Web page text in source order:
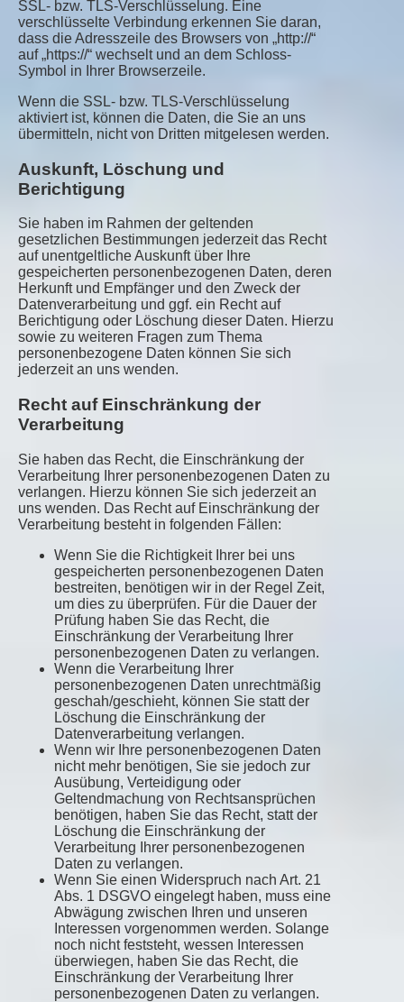
SSL- bzw. TLS-Verschlüsselung. Eine
verschlüsselte Verbindung erkennen Sie daran,
dass die Adresszeile des Browsers von „http://“
auf „https://“ wechselt und an dem Schloss-
Symbol in Ihrer Browserzeile.
Wenn die SSL- bzw. TLS-Verschlüsselung
aktiviert ist, können die Daten, die Sie an uns
übermitteln, nicht von Dritten mitgelesen werden.
Auskunft, Löschung und
Berichtigung
Sie haben im Rahmen der geltenden
gesetzlichen Bestimmungen jederzeit das Recht
auf unentgeltliche Auskunft über Ihre
gespeicherten personenbezogenen Daten, deren
Herkunft und Empfänger und den Zweck der
Datenverarbeitung und ggf. ein Recht auf
Berichtigung oder Löschung dieser Daten. Hierzu
sowie zu weiteren Fragen zum Thema
personenbezogene Daten können Sie sich
jederzeit an uns wenden.
Recht auf Einschränkung der
Verarbeitung
Sie haben das Recht, die Einschränkung der
Verarbeitung Ihrer personenbezogenen Daten zu
verlangen. Hierzu können Sie sich jederzeit an
uns wenden. Das Recht auf Einschränkung der
Verarbeitung besteht in folgenden Fällen:
Wenn Sie die Richtigkeit Ihrer bei uns
gespeicherten personenbezogenen Daten
bestreiten, benötigen wir in der Regel Zeit,
um dies zu überprüfen. Für die Dauer der
Prüfung haben Sie das Recht, die
Einschränkung der Verarbeitung Ihrer
personenbezogenen Daten zu verlangen.
Wenn die Verarbeitung Ihrer
personenbezogenen Daten unrechtmäßig
geschah/geschieht, können Sie statt der
Löschung die Einschränkung der
Datenverarbeitung verlangen.
Wenn wir Ihre personenbezogenen Daten
nicht mehr benötigen, Sie sie jedoch zur
Ausübung, Verteidigung oder
Geltendmachung von Rechtsansprüchen
benötigen, haben Sie das Recht, statt der
Löschung die Einschränkung der
Verarbeitung Ihrer personenbezogenen
Daten zu verlangen.
Wenn Sie einen Widerspruch nach Art. 21
Abs. 1 DSGVO eingelegt haben, muss eine
Abwägung zwischen Ihren und unseren
Interessen vorgenommen werden. Solange
noch nicht feststeht, wessen Interessen
überwiegen, haben Sie das Recht, die
Einschränkung der Verarbeitung Ihrer
personenbezogenen Daten zu verlangen.